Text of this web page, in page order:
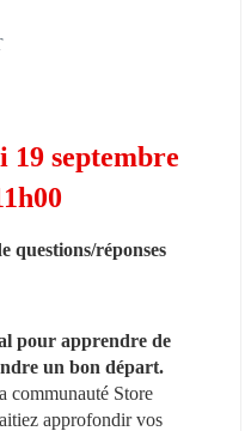
septembre
questions/réponses
pour apprendre de
un bon départ.
communauté Store
approfondir vos